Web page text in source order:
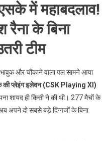
बिना
पहली
बार
मैदान
पर
उतरी
में महाबदलाव!
के बिना
टीम
और चौंकाने वाला पल सामने आया
की प्लेइंग इलेवन (CSK Playing XI)
शायद ही किसी ने की थी। 277 मैचों के
अपने दो सबसे बड़े दिग्गजों के बिना